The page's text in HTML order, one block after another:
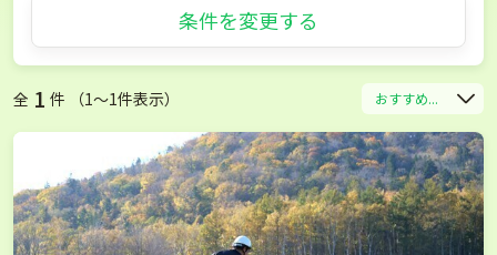
条件を変更する
全 1 件 （1〜1件表示） おすすめ...